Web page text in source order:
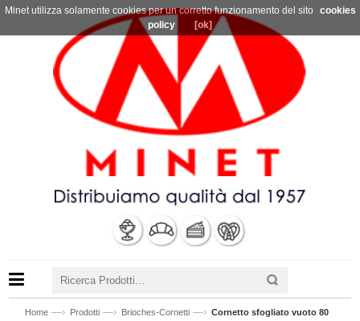
Home —› Prodotti —› Brioches-Cornetti —› Cornetto sfogliato vuoto 80
Minet utilizza solamente cookies per un corretto funzionamento del sito
cookies
policy
[ok]